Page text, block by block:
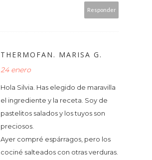
Responder
THERMOFAN. MARISA G.
24 enero
Hola Silvia. Has elegido de maravilla
el ingrediente y la receta. Soy de
pastelitos salados y los tuyos son
preciosos.
Ayer compré espárragos, pero los
cociné salteados con otras verduras.